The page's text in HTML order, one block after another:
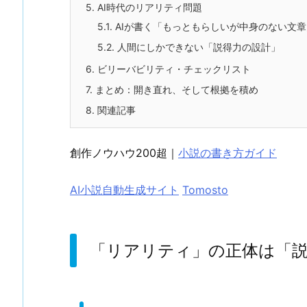
5. AI時代のリアリティ問題
5.1. AIが書く「もっともらしいが中身のない文章
5.2. 人間にしかできない「説得力の設計」
6. ビリーバビリティ・チェックリスト
7. まとめ：開き直れ、そして根拠を積め
8. 関連記事
創作ノウハウ200超｜ 小説の書き方ガイド
AI小説自動生成サイト Tomosto
「リアリティ」の正体は「説